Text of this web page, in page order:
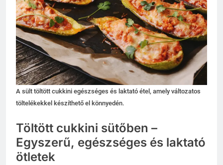
A sült töltött cukkini egészséges és laktató étel, amely változatos
töltelékekkel készíthető el könnyedén.
Töltött cukkini sütőben –
Egyszerű, egészséges és laktató
ötletek